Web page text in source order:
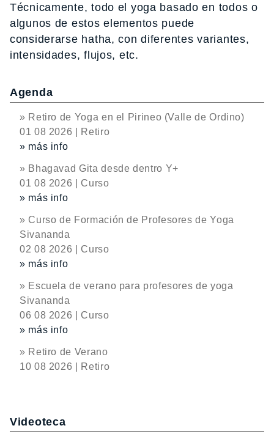
Técnicamente, todo el yoga basado en todos o
algunos de estos elementos puede
considerarse hatha, con diferentes variantes,
intensidades, flujos, etc.
Agenda
» Retiro de Yoga en el Pirineo (Valle de Ordino)
01 08 2026 | Retiro
» más info
» Bhagavad Gita desde dentro Y+
01 08 2026 | Curso
» más info
» Curso de Formación de Profesores de Yoga
Sivananda
02 08 2026 | Curso
» más info
» Escuela de verano para profesores de yoga
Sivananda
06 08 2026 | Curso
» más info
» Retiro de Verano
10 08 2026 | Retiro
Videoteca